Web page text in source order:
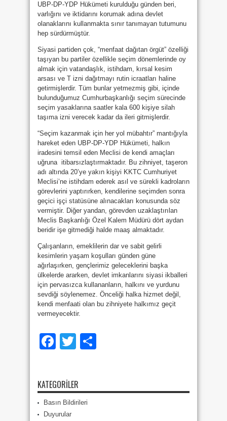
UBP-DP-YDP Hükümeti kurulduğu günden beri,
varlığını ve iktidarını korumak adına devlet
olanaklarını kullanmakta sınır tanımayan tutumunu
hep sürdürmüştür.
Siyasi partiden çok, “menfaat dağıtan örgüt” özelliği
taşıyan bu partiler özellikle seçim dönemlerinde oy
almak için vatandaşlık, istihdam, kırsal kesim
arsası ve T izni dağıtmayı rutin icraatları haline
getirmişlerdir. Tüm bunlar yetmezmiş gibi, içinde
bulunduğumuz Cumhurbaşkanlığı seçim sürecinde
seçim yasaklarına saatler kala 600 kişiye silah
taşıma izni verecek kadar da ileri gitmişlerdir.
“Seçim kazanmak için her yol mübahtır” mantığıyla
hareket eden UBP-DP-YDP Hükümeti, halkın
iradesini temsil eden Meclisi de kendi amaçları
uğruna itibarsızlaştırmaktadır. Bu zihniyet, taşeron
adı altında 20’ye yakın kişiyi KKTC Cumhuriyet
Meclisi’ne istihdam ederek asıl ve sürekli kadroların
görevlerini yaptırırken, kendilerine seçimden sonra
geçici işçi statüsüne alınacakları konusunda söz
vermiştir. Diğer yandan, görevden uzaklaştırılan
Meclis Başkanlığı Özel Kalem Müdürü dört aydan
beridir işe gitmediği halde maaş almaktadır.
Çalışanların, emeklilerin dar ve sabit gelirli
kesimlerin yaşam koşulları günden güne
ağırlaşırken, gençlerimiz geleceklerini başka
ülkelerde ararken, devlet imkanlarını siyasi ikballeri
için pervasızca kullananların, halkını ve yurdunu
sevdiği söylenemez. Önceliği halka hizmet değil,
kendi menfaati olan bu zihniyete halkımız geçit
vermeyecektir.
Facebook
Twitter
KATEGORILER
Basın Bildirileri
Duyurular